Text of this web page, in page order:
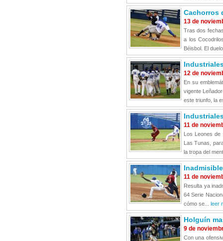
Cachorros
13 de
Tras dos
a los
Béisbol. El
12 de
En su
vigente
este triunfo, la
11 de
Los Leones de
Las Tunas,
la tropa del
11 de
Resulta ya
64 Serie
cómo se... leer
Holguín
9 de
Con una